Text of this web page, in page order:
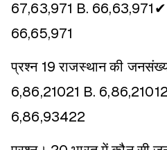
67,63,971 B. 66,63,971✔
66,65,971
प्रश्न 19 राजस्थान की
6,86,21021 B.
6,86,93422